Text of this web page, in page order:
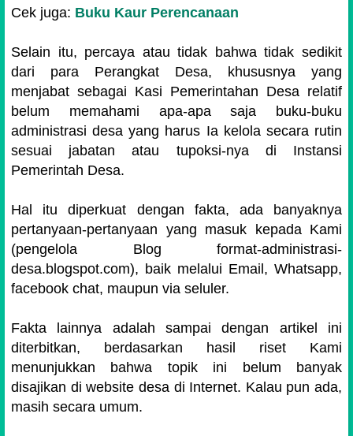
Cek juga: Buku Kaur Perencanaan
Selain itu, percaya atau tidak bahwa tidak sedikit
dari para Perangkat Desa, khususnya yang
menjabat sebagai Kasi Pemerintahan Desa relatif
belum memahami apa-apa saja buku-buku
administrasi desa yang harus Ia kelola secara rutin
sesuai jabatan atau tupoksi-nya di Instansi
Pemerintah Desa.
Hal itu diperkuat dengan fakta, ada banyaknya
pertanyaan-pertanyaan yang masuk kepada Kami
(pengelola Blog format-administrasi-
desa.blogspot.com), baik melalui Email, Whatsapp,
facebook chat, maupun via seluler.
Fakta lainnya adalah sampai dengan artikel ini
diterbitkan, berdasarkan hasil riset Kami
menunjukkan bahwa topik ini belum banyak
disajikan di website desa di Internet. Kalau pun ada,
masih secara umum.